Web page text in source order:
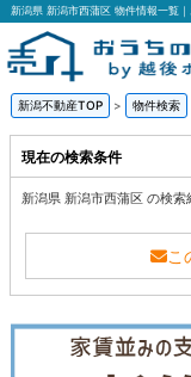
新潟県 新潟市西蒲区 物件情報一覧
新潟不動産TOP > 物件検索
現在の検索条件
新潟県 新潟市西蒲区 の検索
こ